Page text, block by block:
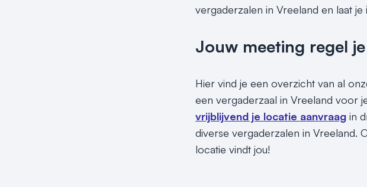
vergaderzalen in Vreeland en laat
Jouw meeting regel
Hier vind je een overzicht van al
een vergaderzaal in Vreeland voor
vrijblijvend je locatie aanvraag in
diverse vergaderzalen in Vreeland.
locatie vindt jou!